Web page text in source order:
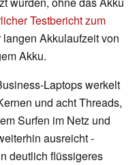
Testbericht zum
Akkulaufzeit von
Akku.
Laptops werkelt
und acht Threads,
Surfen im Netz und
ausreicht -
deutlich flüssigeres